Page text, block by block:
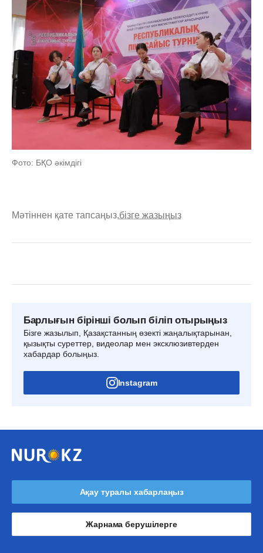
Фото: БҚО әкімдігі
Мәтіннен қате тапсаңыз,бізге жазыңыз
Барлығын бірінші болып біліп отырыңыз
Бізге жазылып, Қазақстанның өзекті жаңалықтарынан,
қызықты суреттер, видеолар мен эксклюзивтерден
хабардар болыңыз.
Instagram
Ақау туралы хабарлаңыз
Жарнама берушілерге